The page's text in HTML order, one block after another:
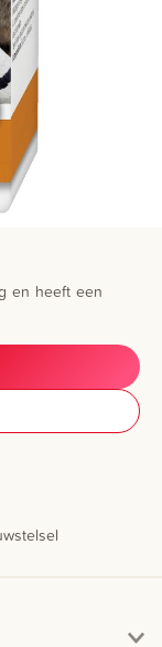
en heeft een